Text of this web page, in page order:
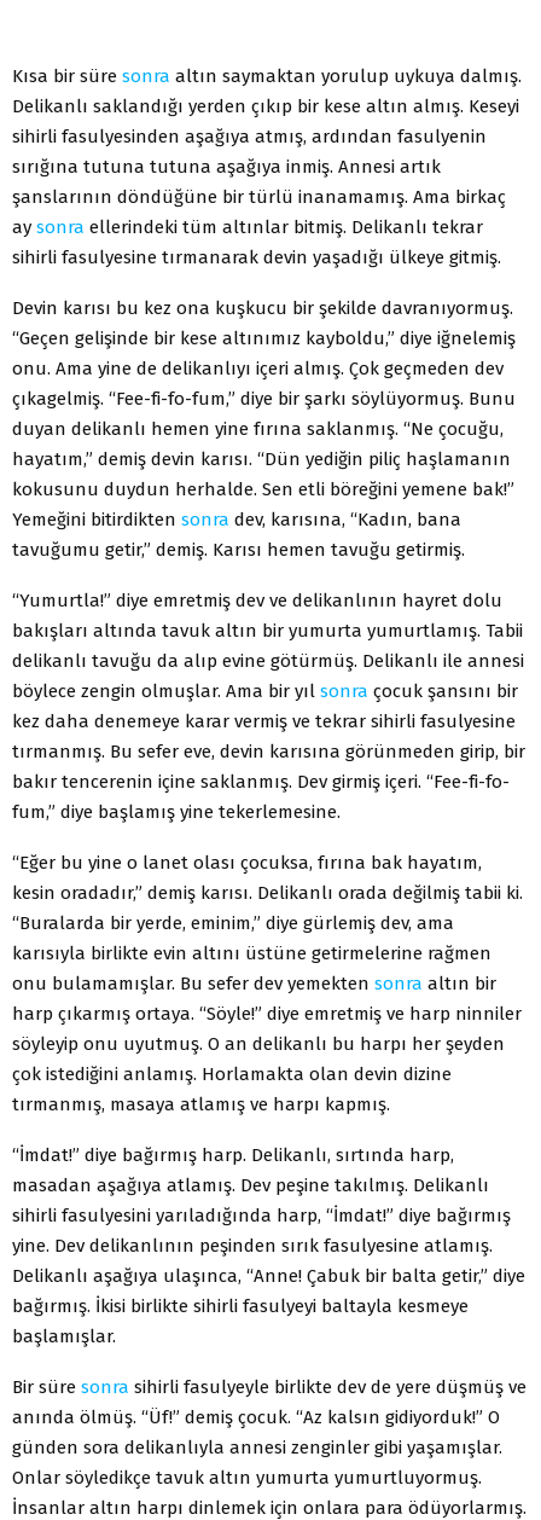
Kısa bir süre sonra altın saymaktan yorulup uykuya dalmış.
Delikanlı saklandığı yerden çıkıp bir kese altın almış. Keseyi
sihirli fasulyesinden aşağıya atmış, ardından fasulyenin
sırığına tutuna tutuna aşağıya inmiş. Annesi artık
şanslarının döndüğüne bir türlü inanamamış. Ama birkaç
ay sonra ellerindeki tüm altınlar bitmiş. Delikanlı tekrar
sihirli fasulyesine tırmanarak devin yaşadığı ülkeye gitmiş.
Devin karısı bu kez ona kuşkucu bir şekilde davranıyormuş.
“Geçen gelişinde bir kese altınımız kayboldu,” diye iğnelemiş
onu. Ama yine de delikanlıyı içeri almış. Çok geçmeden dev
çıkagelmiş. “Fee-fi-fo-fum,” diye bir şarkı söylüyormuş. Bunu
duyan delikanlı hemen yine fırına saklanmış. “Ne çocuğu,
hayatım,” demiş devin karısı. “Dün yediğin piliç haşlamanın
kokusunu duydun herhalde. Sen etli böreğini yemene bak!”
Yemeğini bitirdikten sonra dev, karısına, “Kadın, bana
tavuğumu getir,” demiş. Karısı hemen tavuğu getirmiş.
“Yumurtla!” diye emretmiş dev ve delikanlının hayret dolu
bakışları altında tavuk altın bir yumurta yumurtlamış. Tabii
delikanlı tavuğu da alıp evine götürmüş. Delikanlı ile annesi
böylece zengin olmuşlar. Ama bir yıl sonra çocuk şansını bir
kez daha denemeye karar vermiş ve tekrar sihirli fasulyesine
tırmanmış. Bu sefer eve, devin karısına görünmeden girip, bir
bakır tencerenin içine saklanmış. Dev girmiş içeri. “Fee-fi-fo-
fum,” diye başlamış yine tekerlemesine.
“Eğer bu yine o lanet olası çocuksa, fırına bak hayatım,
kesin oradadır,” demiş karısı. Delikanlı orada değilmiş tabii ki.
“Buralarda bir yerde, eminim,” diye gürlemiş dev, ama
karısıyla birlikte evin altını üstüne getirmelerine rağmen
onu bulamamışlar. Bu sefer dev yemekten sonra altın bir
harp çıkarmış ortaya. “Söyle!” diye emretmiş ve harp ninniler
söyleyip onu uyutmuş. O an delikanlı bu harpı her şeyden
çok istediğini anlamış. Horlamakta olan devin dizine
tırmanmış, masaya atlamış ve harpı kapmış.
“İmdat!” diye bağırmış harp. Delikanlı, sırtında harp,
masadan aşağıya atlamış. Dev peşine takılmış. Delikanlı
sihirli fasulyesini yarıladığında harp, “İmdat!” diye bağırmış
yine. Dev delikanlının peşinden sırık fasulyesine atlamış.
Delikanlı aşağıya ulaşınca, “Anne! Çabuk bir balta getir,” diye
bağırmış. İkisi birlikte sihirli fasulyeyi baltayla kesmeye
başlamışlar.
Bir süre sonra sihirli fasulyeyle birlikte dev de yere düşmüş ve
anında ölmüş. “Üf!” demiş çocuk. “Az kalsın gidiyorduk!” O
günden sora delikanlıyla annesi zenginler gibi yaşamışlar.
Onlar söyledikçe tavuk altın yumurta yumurtluyormuş.
İnsanlar altın harpı dinlemek için onlara para ödüyorlarmış.